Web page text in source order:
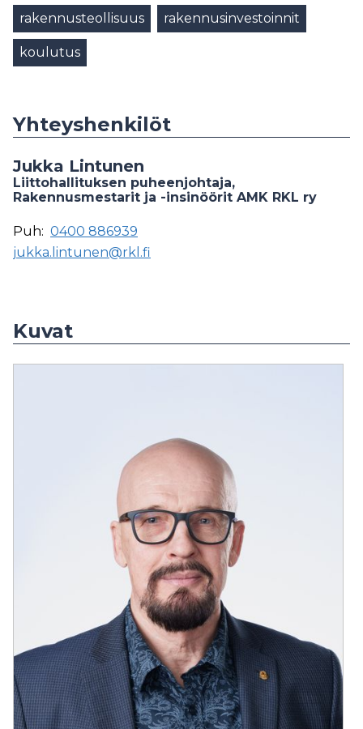
rakennusteollisuus rakennusinvestoinnit
koulutus
Yhteyshenkilöt
Jukka Lintunen
Liittohallituksen puheenjohtaja,
Rakennusmestarit ja -insinöörit AMK RKL ry
Puh: 0400 886939
jukka.lintunen@rkl.fi
Kuvat